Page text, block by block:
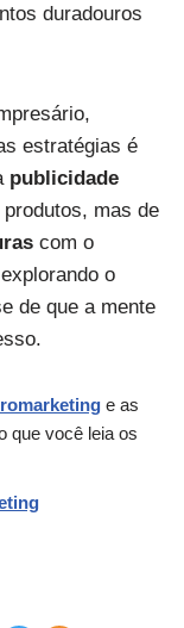
duradouros
estratégias é
publicidade
mas de
com o
o
de que a mente
e as
que você leia os